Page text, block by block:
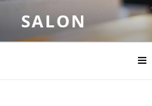
content
SALON